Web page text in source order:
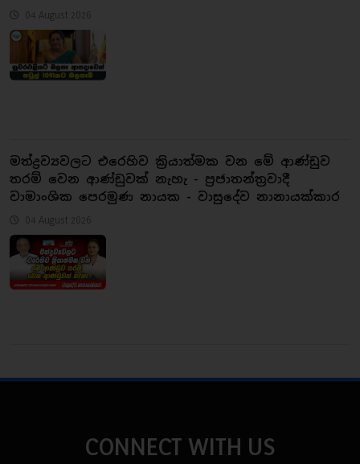
04 August 2026
මත්ද්‍රව්‍යවලට එරෙහිව ක්‍රියාත්මක වන මේ ආණ්ඩුව
තරම් වෙන ආණ්ඩුවක් නැහැ - ප්‍රජාතන්ත්‍රවාදී
වාමාංශික පෙරමුණ නායක - වාසුදේව නානායක්කාර
04 August 2026
CONNECT WITH US